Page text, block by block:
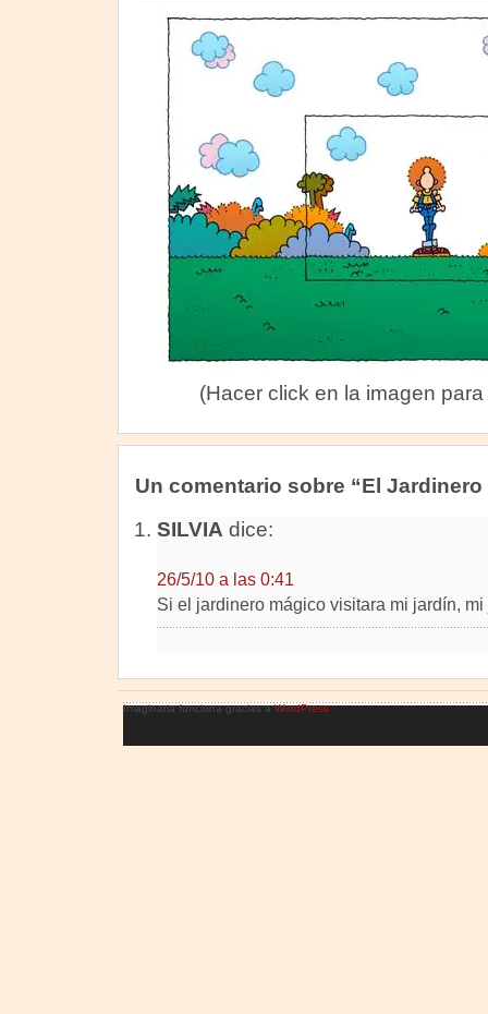
(Hacer click en la imagen
Un comentario sobre “El Jardinero
SILVIA dice:
26/5/10 a las 0:41
Si el jardinero mágico visitara mi jardín,
Imaginaria funciona gracias aWordPress